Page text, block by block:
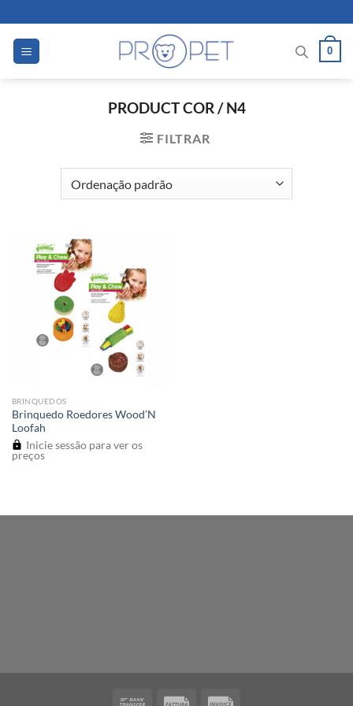
to
content
0
PRODUCT COR/N4
FILTRAR
BRINQUEDOS
Brinquedo Roedores Wood’N
Loofah
Inicie sessão para ver os
preços